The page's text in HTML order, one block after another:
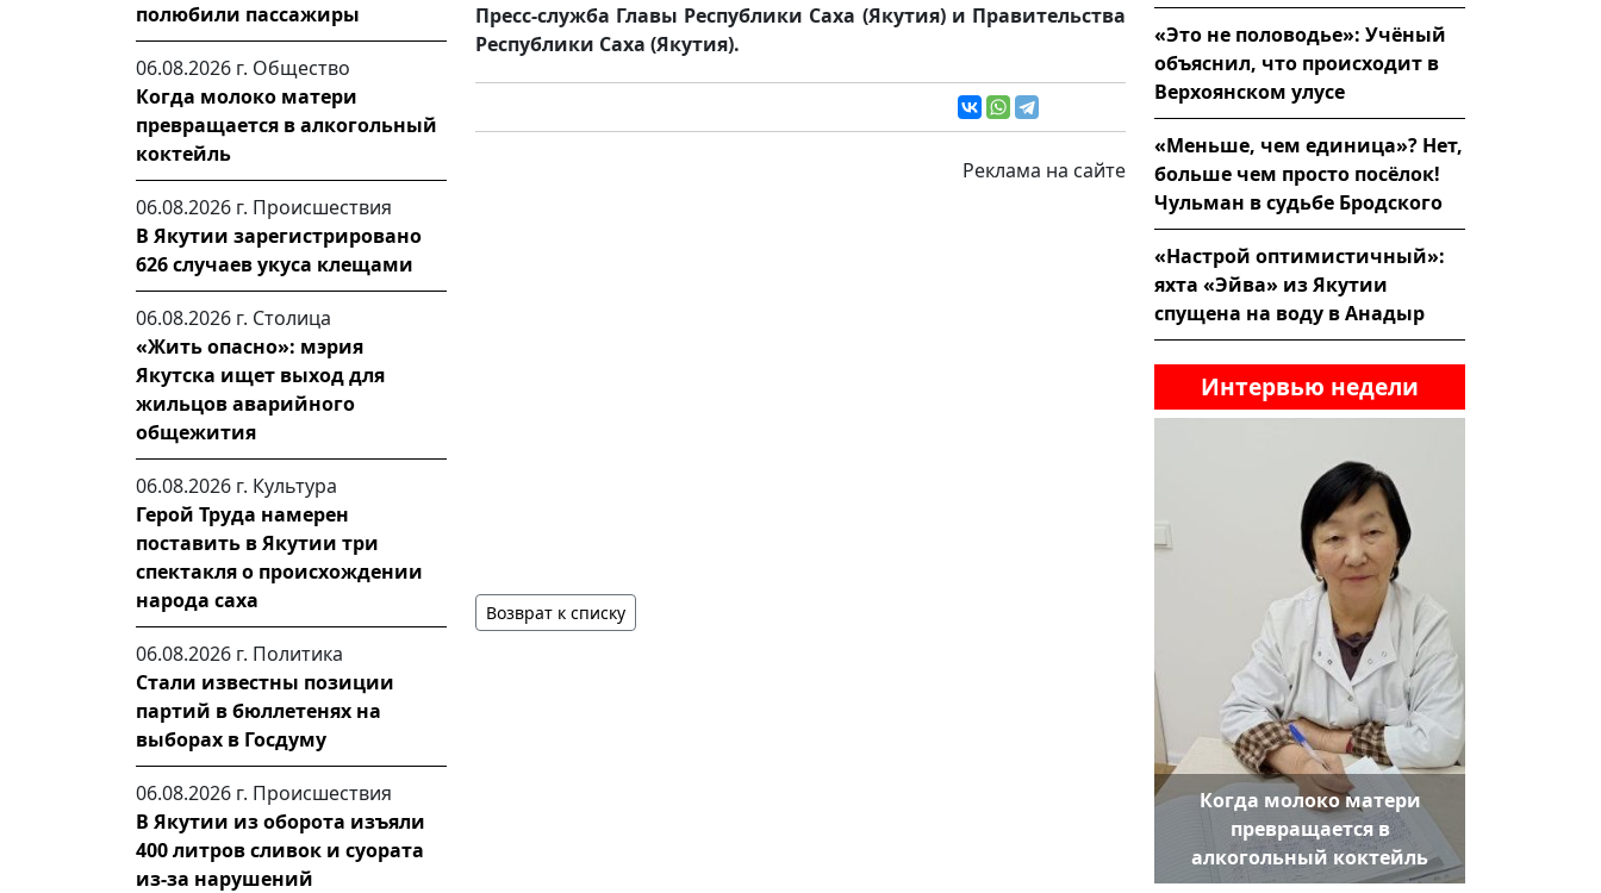
полюбили пассажиры
06.08.2026 г. Общество
Когда молоко матери
превращается в алкогольный
коктейль
06.08.2026 г. Происшествия
В Якутии зарегистрировано
626 случаев укуса клещами
06.08.2026 г. Столица
«Жить опасно»: мэрия
Якутска ищет выход для
жильцов аварийного
общежития
06.08.2026 г. Культура
Герой Труда намерен
поставить в Якутии три
спектакля о происхождении
народа саха
06.08.2026 г. Политика
Стали известны позиции
партий в бюллетенях на
выборах в Госдуму
06.08.2026 г. Происшествия
В Якутии из оборота изъяли
400 литров сливок и суората
из-за нарушений
Пресс-служба Главы Республики Саха (Якутия) и Правительства
Республики Саха (Якутия).
Реклама на сайте
Возврат к списку
«Это не половодье»: Учёный
объяснил, что происходит в
Верхоянском улусе
«Меньше, чем единица»? Нет,
больше чем просто посёлок!
Чульман в судьбе Бродского
«Настрой оптимистичный»:
яхта «Эйва» из Якутии
спущена на воду в Анадыр
Интервью недели
Когда молоко матери
превращается в
алкогольный коктейль